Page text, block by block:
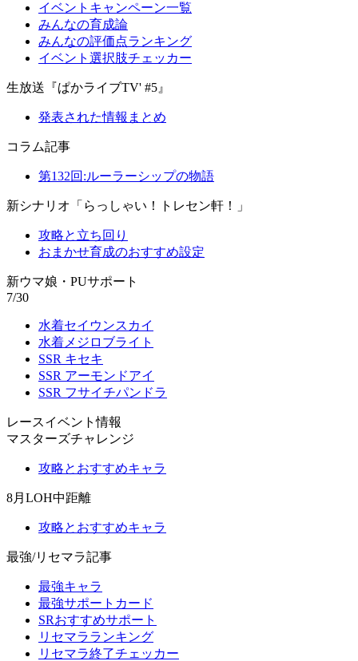
イベントキャンペーン一覧
みんなの育成論
みんなの評価点ランキング
イベント選択肢チェッカー
生放送『ぱかライブTV' #5』
発表された情報まとめ
コラム記事
第132回:ルーラーシップの物語
新シナリオ「らっしゃい！トレセン軒！」
攻略と立ち回り
おまかせ育成のおすすめ設定
新ウマ娘・PUサポート
7/30
水着セイウンスカイ
水着メジロブライト
SSR キセキ
SSR アーモンドアイ
SSR フサイチパンドラ
レースイベント情報
マスターズチャレンジ
攻略とおすすめキャラ
8月LOH中距離
攻略とおすすめキャラ
最強/リセマラ記事
最強キャラ
最強サポートカード
SRおすすめサポート
リセマラランキング
リセマラ終了チェッカー